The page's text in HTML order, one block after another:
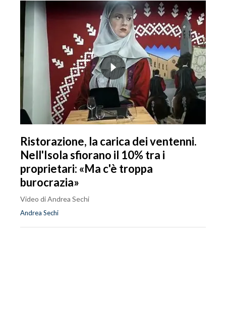
Ristorazione, la carica dei ventenni.
Nell'Isola sfiorano il 10% tra i
proprietari: «Ma c'è troppa
burocrazia»
Video di Andrea Sechi
Andrea Sechi